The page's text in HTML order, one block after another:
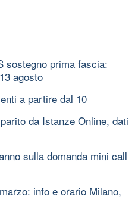
sostegno prima fascia:
agosto
a partire dal 10
da Istanze Online, dati
sulla domanda mini call
info e orario Milano,